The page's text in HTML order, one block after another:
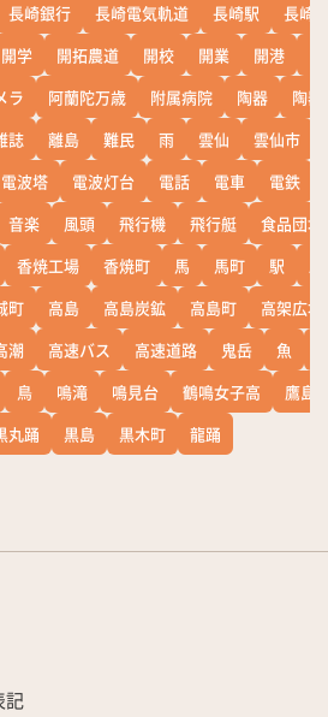
長崎銀行 長崎電気軌道 長崎駅
長崎
開学 開拓農道 開校 開業 開港
ラ 阿蘭陀万歳 附属病院 陶器
陶器
誌 離島 難民 雨 雲仙 雲仙市
電波塔 電波灯台 電話 電車 電鉄
音楽 風頭 飛行機 飛行艇
食品団地
香焼工場 香焼町 馬 馬町 駅
町 高島 高島炭鉱 高島町
高架広場
潮 高速バス 高速道路 鬼岳 魚
鳥 鳴滝 鳴見台 鶴鳴女子高
鷹島
丸踊 黒島 黒木町 龍踊
記